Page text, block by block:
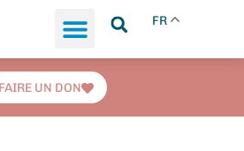
FR
FAIRE UN DON